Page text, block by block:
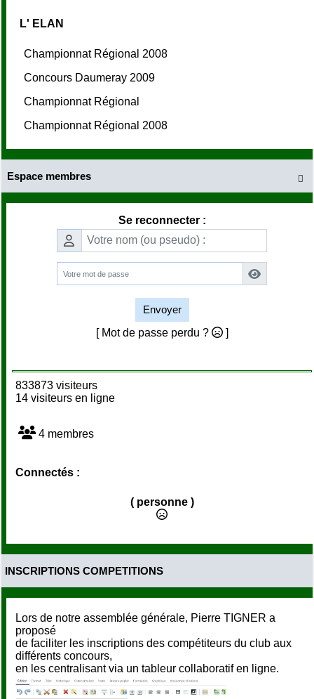
L' ELAN
Championnat Régional 2008
Concours Daumeray 2009
Championnat Régional
Championnat Régional 2008

Espace membres
Se reconnecter :
Envoyer
[ Mot de passe perdu ?
]
833873 visiteurs
14 visiteurs en ligne
4 membres
Connectés :
( personne )
INSCRIPTIONS COMPETITIONS
Lors de notre assemblée générale, Pierre TIGNER a
proposé
de faciliter les inscriptions des compétiteurs du club aux
différents concours,
en les centralisant via un tableur collaboratif en ligne.